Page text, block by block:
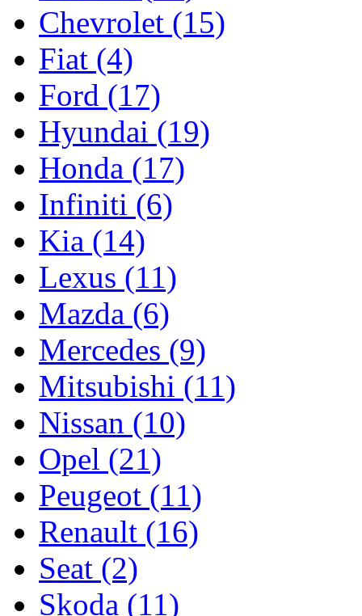
Chevrolet (15)
Fiat (4)
Ford (17)
Hyundai (19)
Honda (17)
Infiniti (6)
Kia (14)
Lexus (11)
Mazda (6)
Mercedes (9)
Mitsubishi (11)
Nissan (10)
Opel (21)
Peugeot (11)
Renault (16)
Seat (2)
Skoda (11)